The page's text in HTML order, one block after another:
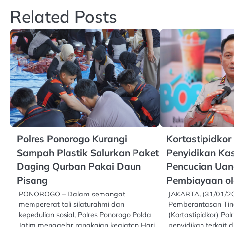
Related Posts
Polres Ponorogo Kurangi
Sampah Plastik Salurkan Paket
Daging Qurban Pakai Daun
Pisang
PONOROGO – Dalam semangat
mempererat tali silaturahmi dan
kepedulian sosial, Polres Ponorogo Polda
Jatim menggelar rangkaian kegiatan Hari
Kortastipidkor
Penyidikan
Pencucian
Pembiayaan
JAKARTA, (31/01/
Pemberantasan
(Kortastipidkor)
penyidikan terkait